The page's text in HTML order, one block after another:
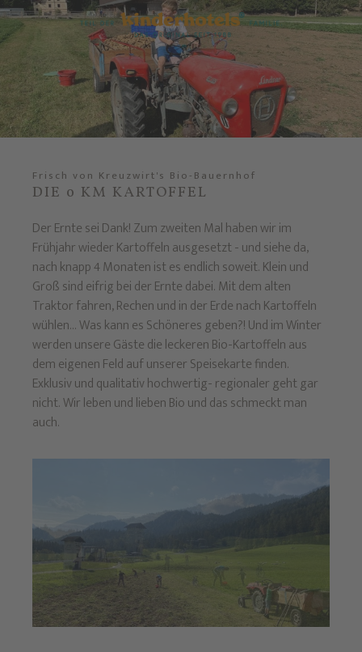
Frisch von Kreuzwirt's Bio-Bauernhof
DIE 0 KM KARTOFFEL
Der Ernte sei Dank! Zum zweiten Mal haben wir im
Frühjahr wieder Kartoffeln ausgesetzt - und siehe da,
nach knapp 4 Monaten ist es endlich soweit. Klein und
Groß sind eifrig bei der Ernte dabei. Mit dem alten
Traktor fahren, Rechen und in der Erde nach Kartoffeln
wühlen... Was kann es Schöneres geben?! Und im Winter
werden unsere Gäste die leckeren Bio-Kartoffeln aus
dem eigenen Feld auf unserer Speisekarte finden.
Exklusiv und qualitativ hochwertig- regionaler geht gar
nicht. Wir leben und lieben Bio und das schmeckt man
auch.